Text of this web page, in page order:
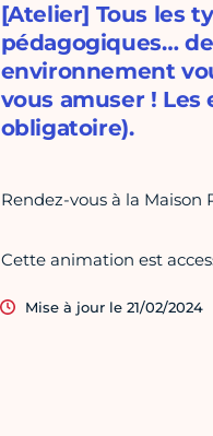
[Atelier] Tous les
pédagogiques…
environnement
vous amuser !
obligatoire).
Rendez-vous à la Maison
Cette animation est
Mise à jour le 21/02/2024